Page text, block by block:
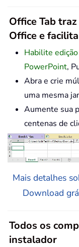
Office Tab
Office e
Habilite
PowerPoint,
Abra e crie
uma mesma
Aumente sua
centenas de
Mais detalhes
Download
Todos os
instalador